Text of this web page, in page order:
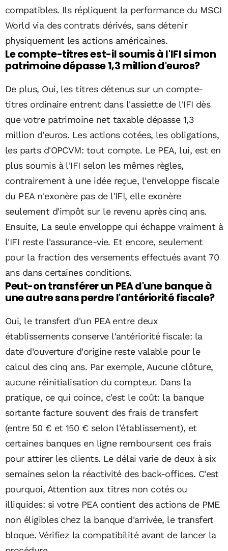
compatibles. Ils répliquent la performance du MSCI
World via des contrats dérivés, sans détenir
physiquement les actions américaines.
Le compte-titres est-il soumis à l'IFI si mon
patrimoine dépasse 1,3 million d'euros?
De plus, Oui, les titres détenus sur un compte-
titres ordinaire entrent dans l'assiette de l'IFI dès
que votre patrimoine net taxable dépasse 1,3
million d'euros. Les actions cotées, les obligations,
les parts d'OPCVM: tout compte. Le PEA, lui, est en
plus soumis à l'IFI selon les mêmes règles,
contrairement à une idée reçue, l'enveloppe fiscale
du PEA n'exonère pas de l'IFI, elle exonère
seulement d'impôt sur le revenu après cinq ans.
Ensuite, La seule enveloppe qui échappe vraiment à
l'IFI reste l'assurance-vie. Et encore, seulement
pour la fraction des versements effectués avant 70
ans dans certaines conditions.
Peut-on transférer un PEA d'une banque à
une autre sans perdre l'antériorité fiscale?
Oui, le transfert d'un PEA entre deux
établissements conserve l'antériorité fiscale: la
date d'ouverture d'origine reste valable pour le
calcul des cinq ans. Par exemple, Aucune clôture,
aucune réinitialisation du compteur. Dans la
pratique, ce qui coince, c'est le coût: la banque
sortante facture souvent des frais de transfert
(entre 50 € et 150 € selon l'établissement), et
certaines banques en ligne remboursent ces frais
pour attirer les clients. Le délai varie de deux à six
semaines selon la réactivité des back-offices. C'est
pourquoi, Attention aux titres non cotés ou
illiquides: si votre PEA contient des actions de PME
non éligibles chez la banque d'arrivée, le transfert
bloque. Vérifiez la compatibilité avant de lancer la